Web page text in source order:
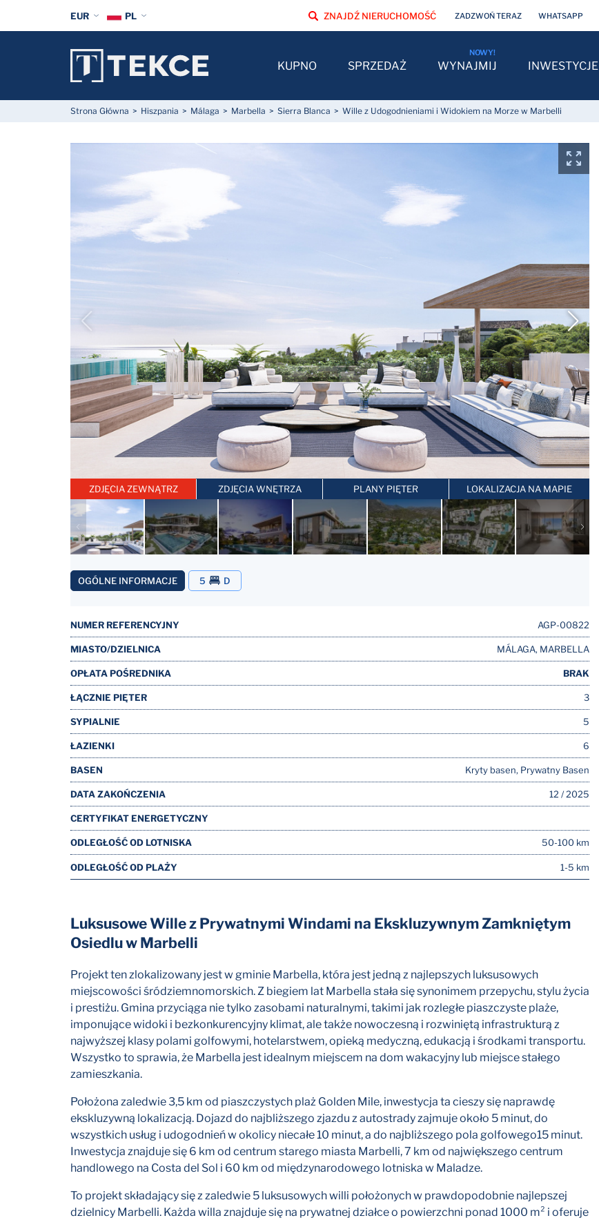
Strona Główna Hiszpania Málaga Marbella Sierra Blanca Wille z Udogodnieniami i Widokiem na Morze w Marbelli
ZDJĘCIA ZEWNĄTRZ ZDJĘCIA WNĘTRZA PLANY PIĘTER LOKALIZACJA NA MAPIE
OGÓLNE INFORMACJE 5 D
NUMER REFERENCYJNY AGP-00822
MIASTO/DZIELNICA MÁLAGA, MARBELLA
OPŁATA POŚREDNIKA BRAK
ŁĄCZNIE PIĘTER 3
SYPIALNIE 5
ŁAZIENKI 6
BASEN Kryty basen, Prywatny Basen
DATA ZAKOŃCZENIA 12 / 2025
CERTYFIKAT ENERGETYCZNY
ODLEGŁOŚĆ OD LOTNISKA 50-100 km
ODLEGŁOŚĆ OD PLAŻY 1-5 km
Luksusowe Wille z Prywatnymi Windami na Ekskluzywnym Zamkniętym
Osiedlu w Marbelli
Projekt ten zlokalizowany jest w gminie Marbella, która jest jedną z najlepszych luksusowych
miejscowości śródziemnomorskich. Z biegiem lat Marbella stała się synonimem przepychu, stylu życia
i prestiżu. Gmina przyciąga nie tylko zasobami naturalnymi, takimi jak rozległe piaszczyste plaże,
imponujące widoki i bezkonkurencyjny klimat, ale także nowoczesną i rozwiniętą infrastrukturą z
najwyższej klasy polami golfowymi, hotelarstwem, opieką medyczną, edukacją i środkami transportu.
Wszystko to sprawia, że ​​Marbella jest idealnym miejscem na dom wakacyjny lub miejsce stałego
zamieszkania.
Położona zaledwie 3,5 km od piaszczystych plaż Golden Mile, inwestycja ta cieszy się naprawdę
ekskluzywną lokalizacją. Dojazd do najbliższego zjazdu z autostrady zajmuje około 5 minut, do
wszystkich usług i udogodnień w okolicy niecałe 10 minut, a do najbliższego pola golfowego15 minut.
Inwestycja znajduje się 6 km od centrum starego miasta Marbelli, 7 km od największego centrum
handlowego na Costa del Sol i 60 km od międzynarodowego lotniska w Maladze.
To projekt składający się z zaledwie 5 luksusowych willi położonych w prawdopodobnie najlepszej
dzielnicy Marbelli. Każda willa znajduje się na prywatnej działce o powierzchni ponad 1000 m² i oferuje
EUR PL
KUPNO SPRZEDAŻ WYNAJMIJ INWESTYCJE
ZNAJDŹ NIERUCHOMOŚĆ ZADZWOŃ TERAZ WHATSAPP